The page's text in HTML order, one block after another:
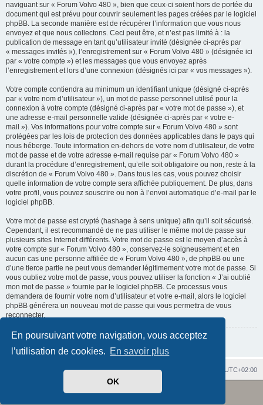
En poursuivant votre navigation, vous acceptez
l’utilisation de cookies. En savoir plus
OK
naviguant sur « Forum Volvo 480 », bien que ceux-ci soient hors de portée du
document qui est prévu pour couvrir seulement les pages créées par le logiciel
phpBB. La seconde manière est de récupérer l’information que vous nous
envoyez et que nous collectons. Ceci peut être, et n’est pas limité à : la
publication de message en tant qu’utilisateur invité (désignée ci-après par
« messages invités »), l’enregistrement sur « Forum Volvo 480 » (désignée ici
par « votre compte ») et les messages que vous envoyez après
l’enregistrement et lors d’une connexion (désignés ici par « vos messages »).
Votre compte contiendra au minimum un identifiant unique (désigné ci-après
par « votre nom d’utilisateur »), un mot de passe personnel utilisé pour la
connexion à votre compte (désigné ci-après par « votre mot de passe »), et
une adresse e-mail personnelle valide (désignée ci-après par « votre e-
mail »). Vos informations pour votre compte sur « Forum Volvo 480 » sont
protégées par les lois de protection des données applicables dans le pays qui
nous héberge. Toute information en-dehors de votre nom d’utilisateur, de votre
mot de passe et de votre adresse e-mail requise par « Forum Volvo 480 »
durant la procédure d’enregistrement, qu’elle soit obligatoire ou non, reste à la
discrétion de « Forum Volvo 480 ». Dans tous les cas, vous pouvez choisir
quelle information de votre compte sera affichée publiquement. De plus, dans
votre profil, vous pouvez souscrire ou non à l’envoi automatique d’e-mail par le
logiciel phpBB.
Votre mot de passe est crypté (hashage à sens unique) afin qu’il soit sécurisé.
Cependant, il est recommandé de ne pas utiliser le même mot de passe sur
plusieurs sites Internet différents. Votre mot de passe est le moyen d’accès à
votre compte sur « Forum Volvo 480 », conservez-le soigneusement et en
aucun cas une personne affiliée de « Forum Volvo 480 », de phpBB ou une
d’une tierce partie ne peut vous demander légitimement votre mot de passe. Si
vous oubliez votre mot de passe, vous pouvez utiliser la fonction « J’ai oublié
mon mot de passe » fournie par le logiciel phpBB. Ce processus vous
demandera de fournir votre nom d’utilisateur et votre e-mail, alors le logiciel
phpBB générera un nouveau mot de passe qui vous permettra de vous
reconnecter.
Retour à la page précédente
Index du forum UTC+02:00
Revolution style by
Développé parphpBB® Forum Software © phpBB Limited